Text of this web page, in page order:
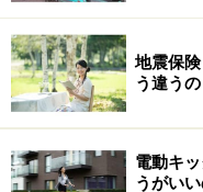
火災保険の商品
早速、各社の火災保
のを確認していきまし
地震保
う違うの
電動キ
うがい